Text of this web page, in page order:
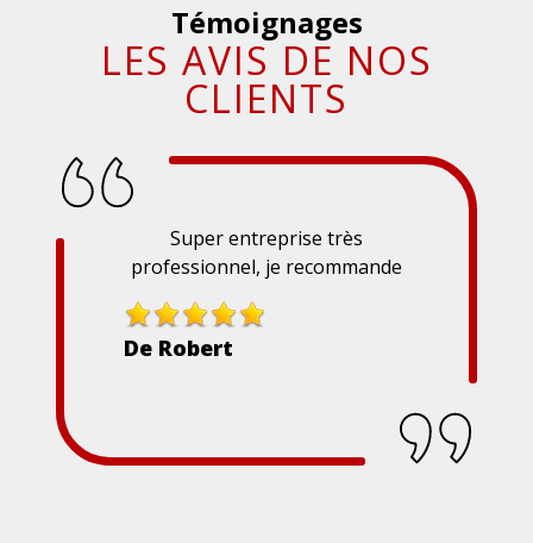
Témoignages
LES AVIS DE NOS
CLIENTS
Super entreprise très
professionnel, je recommande
De Robert